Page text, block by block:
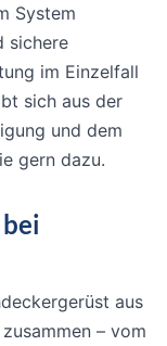
System
sichere
im Einzelfall
sich aus der
und dem
gern dazu.
aus
– vom